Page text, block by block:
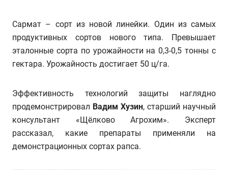
Сармат – сорт из новой линейки. Один из самых
продуктивных сортов нового типа. Превышает
эталонные сорта по урожайности на 0,3-0,5 тонны с
гектара. Урожайность достигает 50 ц/га.
Эффективность технологий защиты наглядно
продемонстрировал Вадим Хузин, старший научный
консультант «Щёлково Агрохим». Эксперт
рассказал, какие препараты применяли на
демонстрационных сортах рапса.